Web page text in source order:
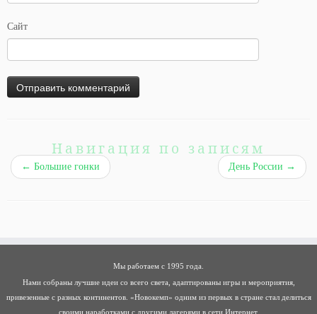
Сайт
Навигация по записям
← Большие гонки День России →
Мы работаем с 1995 года.
Нами собраны лучшие идеи со всего света, адаптированы игры и мероприятия,
привезенные с разных континентов. «Новокемп» одним из первых в стране стал делиться
своими наработками с другими лагерями в сети Интернет.